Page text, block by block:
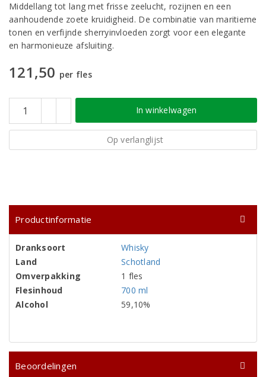
Middellang tot lang met frisse zeelucht, rozijnen en een
aanhoudende zoete kruidigheid. De combinatie van maritieme
tonen en verfijnde sherryinvloeden zorgt voor een elegante
en harmonieuze afsluiting.
121,50 per fles
In winkelwagen
Op verlanglijst
Productinformatie
Dranksoort
Whisky
Land
Schotland
Omverpakking
1 fles
Flesinhoud
700 ml
Alcohol
59,10%
Beoordelingen